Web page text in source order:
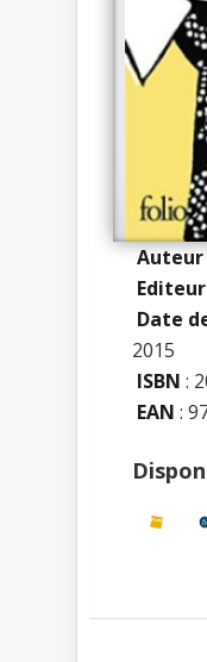
Auteur
Editeur
Date
2015
ISBN :
EAN :